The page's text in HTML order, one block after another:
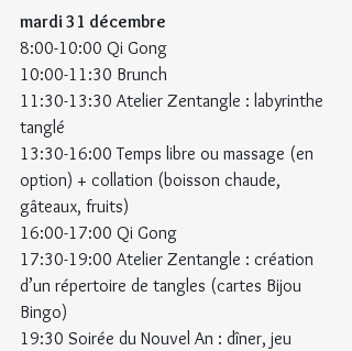
mardi 31 décembre
8:00-10:00 Qi Gong
10:00-11:30 Brunch
11:30-13:30 Atelier Zentangle : labyrinthe
tanglé
13:30-16:00 Temps libre ou massage (en
option) + collation (boisson chaude,
gâteaux, fruits)
16:00-17:00 Qi Gong
17:30-19:00 Atelier Zentangle : création
d’un répertoire de tangles (cartes Bijou
Bingo)
19:30 Soirée du Nouvel An : dîner, jeu